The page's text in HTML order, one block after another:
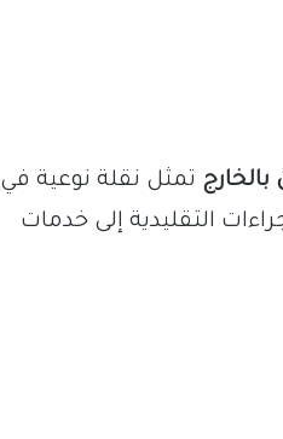
تمثل نقلة نوعية في
التقليدية إلى خدمات